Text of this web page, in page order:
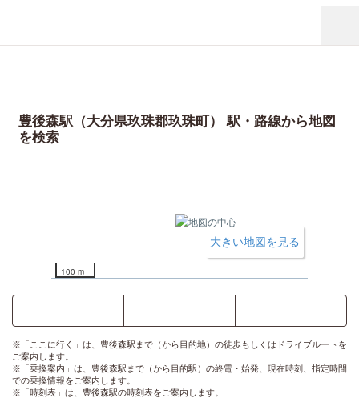
豊後森駅（大分県玖珠郡玖珠町） 駅・路線から地図
を検索
100 m
大きい地図を見る
※「ここに行く」は、豊後森駅まで（から目的地）の徒歩もしくはドライブルートを
ご案内します。
※「乗換案内」は、豊後森駅まで（から目的駅）の終電・始発、現在時刻、指定時間
での乗換情報をご案内します。
※「時刻表」は、豊後森駅の時刻表をご案内します。